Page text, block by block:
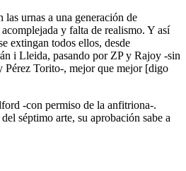
las urnas a una generación de
y falta de realismo. Y así
extingan todos ellos, desde
i Lleida, pasando por ZP y Rajoy -sin
Pérez Torito-, mejor que mejor [digo
-con permiso de la anfitriona-.
séptimo arte, su aprobación sabe a